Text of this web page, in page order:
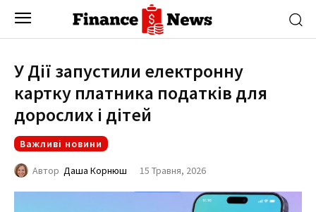
У Дії запустили електронну
картку платника податків для
дорослих і дітей
Важливі новини
Автор Даша Корнюш 15 Травня, 2026